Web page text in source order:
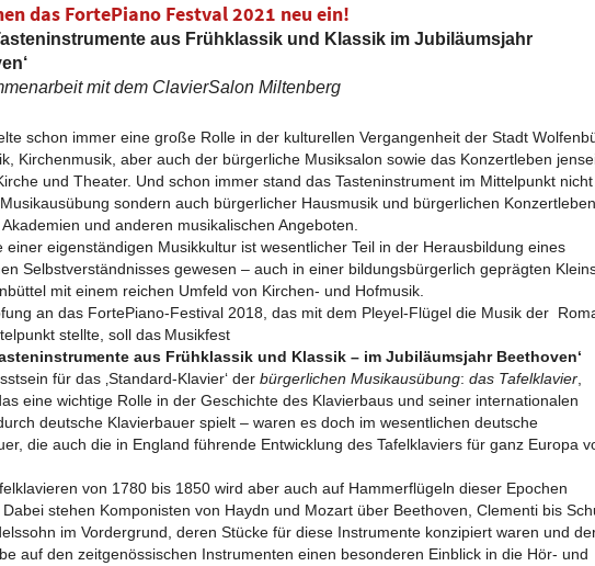
das FortePiano Festval 2021 neu ein!
aus Frühklassik und Klassik im Jubiläumsjahr
mit dem ClavierSalon Miltenberg
schon immer eine große Rolle in der kulturellen Vergangenheit der Stadt
Kirchenmusik, aber auch der bürgerliche Musiksalon sowie das Konzertleben
und Theater. Und schon immer stand das Tasteninstrument im Mittelpunkt
sondern auch bürgerlicher Hausmusik und bürgerlichen
und anderen musikalischen Angeboten.
einer eigenständigen Musikkultur ist wesentlicher Teil in der Herausbildung eines
Selbstverständnisses gewesen – auch in einer bildungsbürgerlich geprägten
mit einem reichen Umfeld von Kirchen- und Hofmusik.
an das FortePiano-Festival 2018, das mit dem Pleyel-Flügel die Musik der
stellte, soll das Musikfest
aus Frühklassik und Klassik – im Jubiläumsjahr Beethoven‘
für das ‚Standard-Klavier‘ derbürgerlichen Musikausübung:das Tafelklavier,
eine wichtige Rolle in der Geschichte des Klavierbaus und seiner internationalen
deutsche Klavierbauer spielt – waren es doch im wesentlichen deutsche
die auch die in England führende Entwicklung des Tafelklaviers für ganz Europa
von 1780 bis 1850 wird aber auch auf Hammerflügeln dieser Epochen
Dabei stehen Komponisten von Haydn und Mozart über Beethoven, Clementi bis
im Vordergrund, deren Stücke für diese Instrumente konzipiert waren und
auf den zeitgenössischen Instrumenten einen besonderen Einblick in die Hör- und